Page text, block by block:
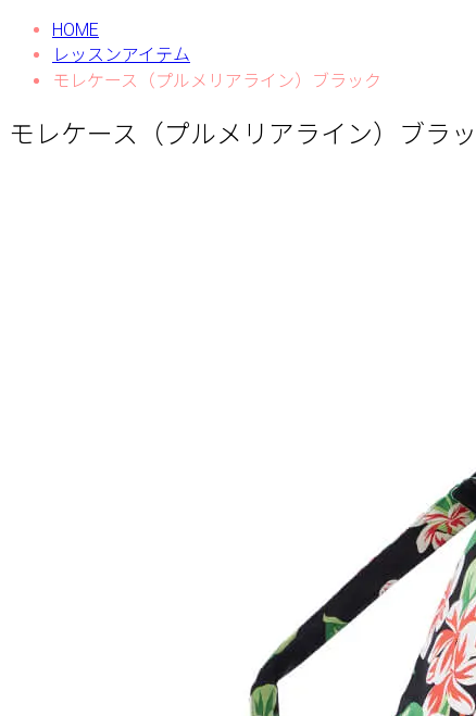
HOME
レッスンアイテム
モレケース（プルメリアライン）ブラック
モレケース（プルメリアライン）ブラ